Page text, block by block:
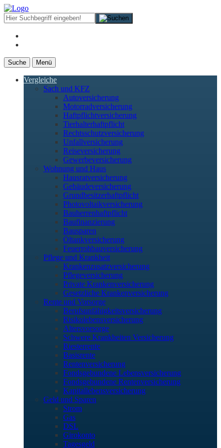
Suche Menü
Vergleiche
Sach und KFZ
Autoversicherung
Motorradversicherung
Haftpflichtversicherung
Tierhalterhaftpflicht
Rechtsschutzversicherung
Unfallversicherung
Reiseversicherung
Gewerbeversicherung
Wohnung und Haus
Hausratversicherung
Gebäudeversicherung
Grundbesitzerhaftpflicht
Photovoltaikversicherung
Bauherrenhaftpflicht
Baufinanzierung
Bausparen
Öltankversicherung
Feuerrohbauversicherung
Pflege und Krankheit
Krankenzusatzversicherung
Pflegeversicherung
Private Krankenversicherung
Gesetzliche Krankenversicherung
Rente und Vorsorge
Berufs­unfähigkeitsversicherung
Risikolebensversicherung
Altersvorsorge
Schwere Krankheiten Versicherung
Riesterrente
Basisrente
Rentenversicherung
Fondsgebundene Lebensversicherung
Fondsgebundene Rentenversicherung
Kapitallebensversicherung
Geld und Sparen
Strom
Gas
DSL
Girokonto
Tagesgeld